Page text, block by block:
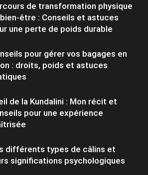
de transformation physique
être : Conseils et astuces
une perte de poids durable
pour gérer vos bagages en
: droits, poids et astuces
de la Kundalini : Mon récit et
pour une expérience
différents types de câlins et
significations psychologiques